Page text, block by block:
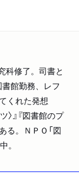
科修了。司書と
館勤務、レフ
くれた発想
』『図書館のプ
る。ＮＰＯ「図
。